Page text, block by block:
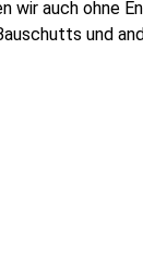
wir auch ohne
und